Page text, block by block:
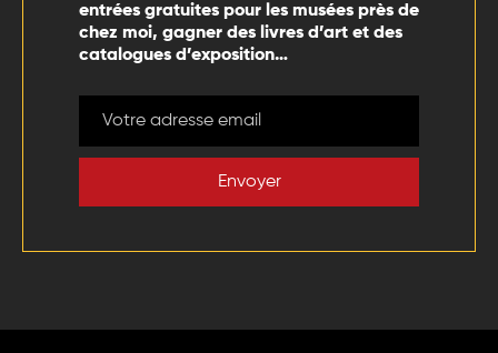
entrées gratuites pour les musées près de
chez moi, gagner des livres d’art et des
catalogues d’exposition…
Envoyer